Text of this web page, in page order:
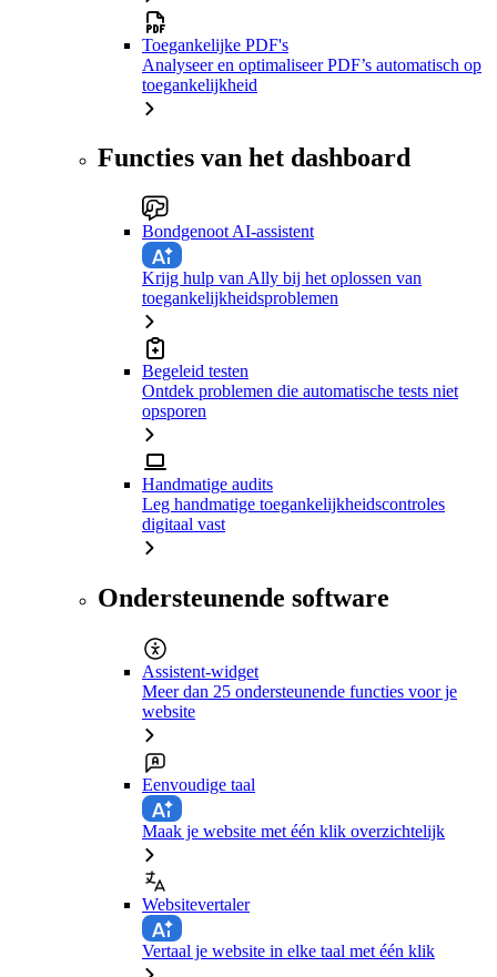
Toegankelijke PDF's
Analyseer en optimaliseer PDF’s automatisch op
toegankelijkheid
Functies van het dashboard
Bondgenoot AI-assistent
Krijg hulp van Ally bij het oplossen van
toegankelijkheidsproblemen
Begeleid testen
Ontdek problemen die automatische tests niet
opsporen
Handmatige audits
Leg handmatige toegankelijkheidscontroles
digitaal vast
Ondersteunende software
Assistent-widget
Meer dan 25 ondersteunende functies voor je
website
Eenvoudige taal
Maak je website met één klik overzichtelijk
Websitevertaler
Vertaal je website in elke taal met één klik